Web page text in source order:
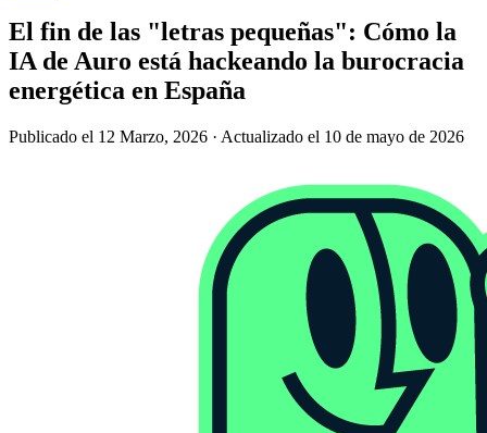
El fin de las "letras pequeñas": Cómo la
IA de Auro está hackeando la burocracia
energética en España
Publicado el 12 Marzo, 2026 · Actualizado el 10 de mayo de 2026